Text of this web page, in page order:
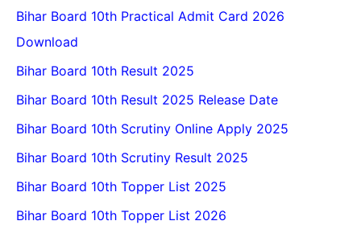
Bihar Board 10th Practical Admit Card 2026
Download
Bihar Board 10th Result 2025
Bihar Board 10th Result 2025 Release Date
Bihar Board 10th Scrutiny Online Apply 2025
Bihar Board 10th Scrutiny Result 2025
Bihar Board 10th Topper List 2025
Bihar Board 10th Topper List 2026